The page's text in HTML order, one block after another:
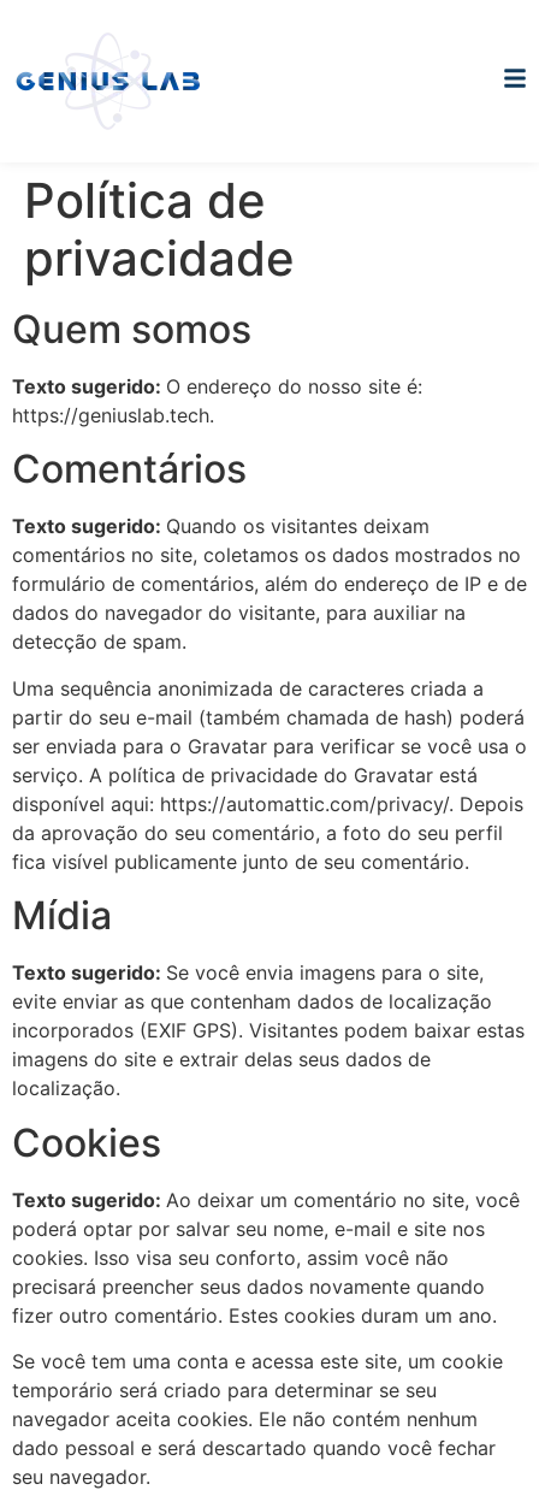
Política de
privacidade
Quem somos
Texto sugerido: O endereço do nosso site é:
https://geniuslab.tech.
Comentários
Texto sugerido: Quando os visitantes deixam
comentários no site, coletamos os dados mostrados no
formulário de comentários, além do endereço de IP e de
dados do navegador do visitante, para auxiliar na
detecção de spam.
Uma sequência anonimizada de caracteres criada a
partir do seu e-mail (também chamada de hash) poderá
ser enviada para o Gravatar para verificar se você usa o
serviço. A política de privacidade do Gravatar está
disponível aqui: https://automattic.com/privacy/. Depois
da aprovação do seu comentário, a foto do seu perfil
fica visível publicamente junto de seu comentário.
Mídia
Texto sugerido: Se você envia imagens para o site,
evite enviar as que contenham dados de localização
incorporados (EXIF GPS). Visitantes podem baixar estas
imagens do site e extrair delas seus dados de
localização.
Cookies
Texto sugerido: Ao deixar um comentário no site, você
poderá optar por salvar seu nome, e-mail e site nos
cookies. Isso visa seu conforto, assim você não
precisará preencher seus dados novamente quando
fizer outro comentário. Estes cookies duram um ano.
Se você tem uma conta e acessa este site, um cookie
temporário será criado para determinar se seu
navegador aceita cookies. Ele não contém nenhum
dado pessoal e será descartado quando você fechar
seu navegador.